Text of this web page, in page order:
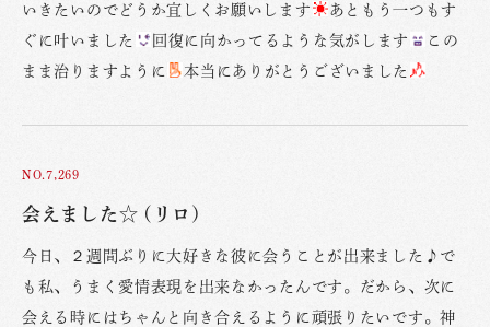
いきたいのでどうか宜しくお願いします
あともう一つもす
ぐに叶いました
回復に向かってるような気がします
この
まま治りますように
本当にありがとうございました
NO.7,269
会えました☆ (リロ)
今日、２週間ぶりに大好きな彼に会うことが出来ました♪で
も私、うまく愛情表現を出来なかったんです。だから、次に
会える時にはちゃんと向き合えるように頑張りたいです。神